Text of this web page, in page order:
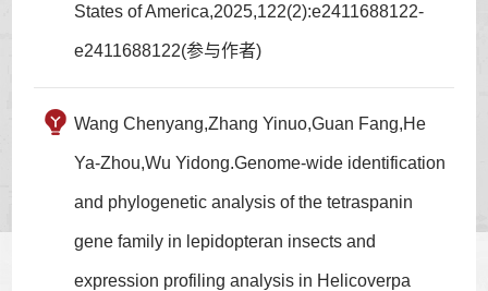
States of America,2025,122(2):e2411688122-
e2411688122(参与作者)
Wang Chenyang,Zhang Yinuo,Guan Fang,He
Ya-Zhou,Wu Yidong.Genome-wide identification
and phylogenetic analysis of the tetraspanin
gene family in lepidopteran insects and
expression profiling analysis in Helicoverpa